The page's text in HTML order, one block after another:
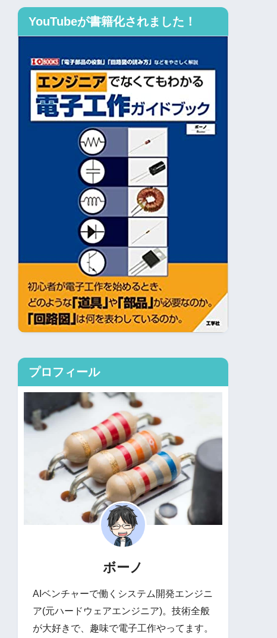
YouTubeが書籍化されました！
プロフィール
ボーノ
AIベンチャーで働くシステム開発エンジニ
ア(元ハードウェアエンジニア)。技術全般
が大好きで、趣味で電子工作やってます。